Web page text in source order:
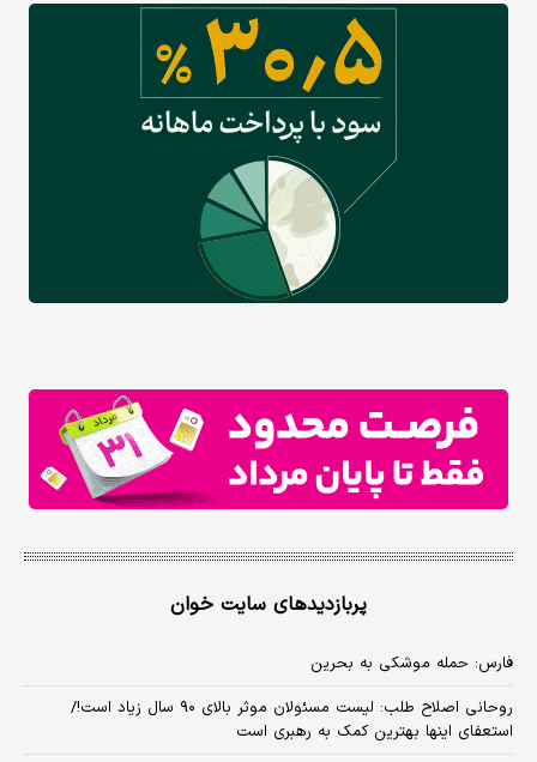
پربازدیدهای سایت خوان
فارس: حمله موشکی به بحرین
روحانی اصلاح طلب: ‌لیست مسئولان موثر بالای ۹۰ سال زیاد است!/
استعفای اینها بهترین کمک به رهبری است